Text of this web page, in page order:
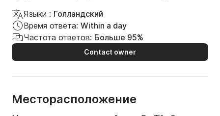
Языки : Голландский
Время ответа: Within a day
Частота ответов: Больше 95%
Contact owner
Месторасположение